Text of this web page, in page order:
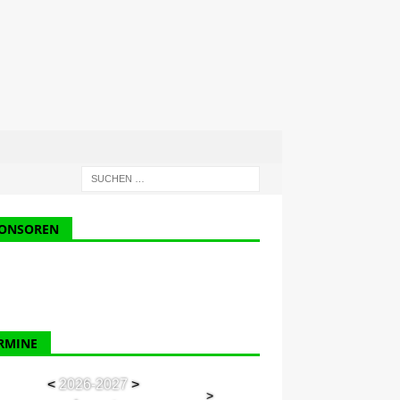
< 2026-2027>
>